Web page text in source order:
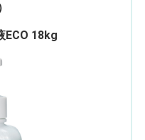
ECO 18kg